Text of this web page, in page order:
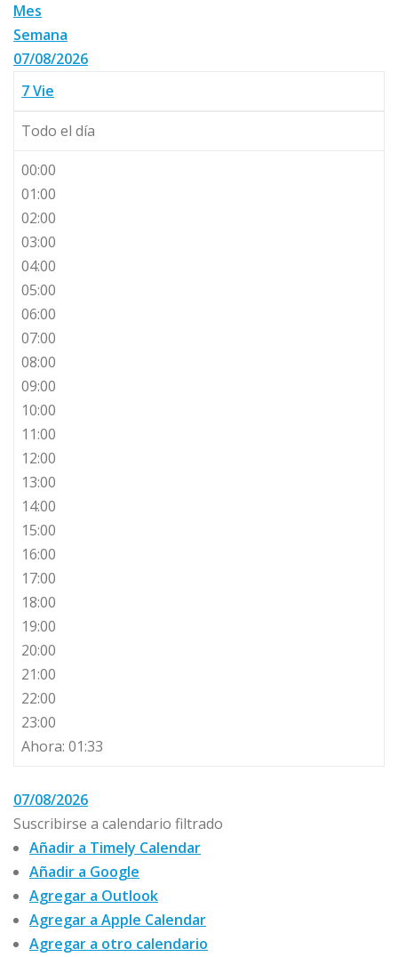
Mes
Semana
07/08/2026
7Vie
Todo el día
00:00
01:00
02:00
03:00
04:00
05:00
06:00
07:00
08:00
09:00
10:00
11:00
12:00
13:00
14:00
15:00
16:00
17:00
18:00
19:00
20:00
21:00
22:00
23:00
Ahora: 01:33
07/08/2026
Suscribirse a calendario filtrado
Añadir a Timely Calendar
Añadir a Google
Agregar a Outlook
Agregar a Apple Calendar
Agregar a otro calendario